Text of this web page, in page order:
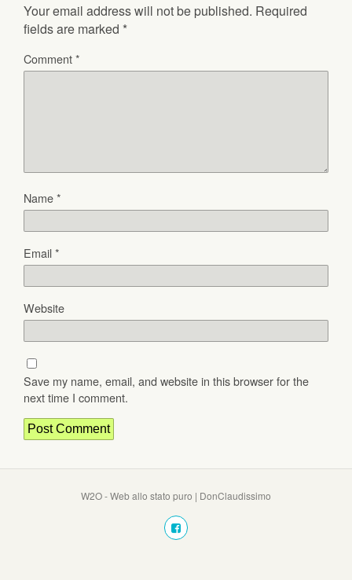
Your email address will not be published. Required
fields are marked *
Comment*
Name*
Email*
Website
Save my name, email, and website in this browser for the
next time I comment.
W2O - Web allo stato puro | DonClaudissimo